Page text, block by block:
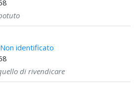
identificato
di rivendicare